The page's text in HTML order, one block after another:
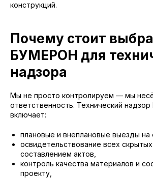
конструкций.
Почему стоит
БУМЕРОН для
надзора
Мы не просто контролируем — мы
ответственность. Технический
включает:
плановые и внеплановые выезды на
освидетельствование всех
составлением актов,
контроль качества материалов и
проекту,